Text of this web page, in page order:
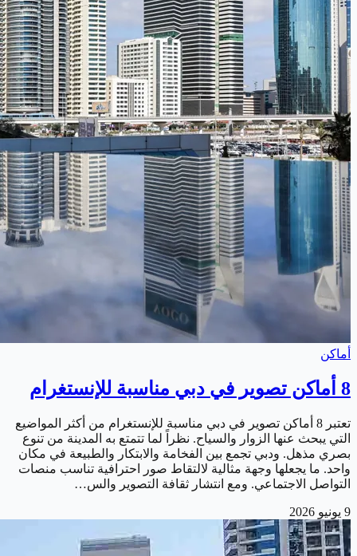
أماكن
8 أماكن تصوير في دبي مناسبة للإنستغرام
تعتبر 8 أماكن تصوير في دبي مناسبة للإنستغرام من أكثر المواضيع
التي يبحث عنها الزوار والسياح. نظراً لما تتمتع به المدينة من تنوع
بصري مذهل. ودبي تجمع بين الفخامة والابتكار والطبيعة في مكان
واحد. ما يجعلها وجهة مثالية لالتقاط صور احترافية تناسب منصات
التواصل الاجتماعي. ومع انتشار ثقافة التصوير والس…
9 يونيو 2026